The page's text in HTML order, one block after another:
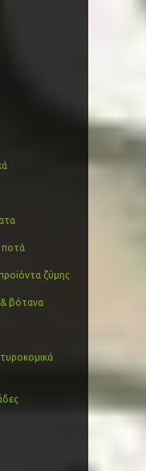
ποτά
ζύμης
βότανα